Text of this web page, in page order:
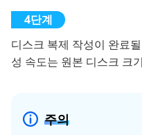
디스크 복제 작성이 완료
성 속도는 원본 디스크 크
주의